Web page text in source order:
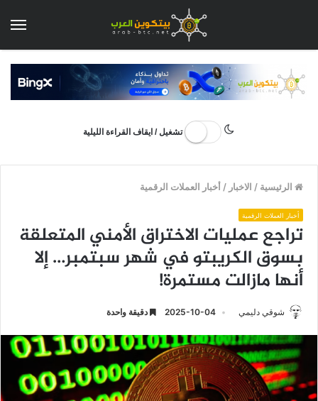
تشغيل / ايقاف القراءة الليلية
الرئيسية / الاخبار /أخبار العملات الرقمية
أخبار العملات الرقمية
تراجع عمليات الاختراق الأمني المتعلقة
بسوق الكريبتو في شهر سبتمبر… إلا
أنها مازالت مستمرة!
شوقي دليمي 2025-10-04 دقيقة واحدة